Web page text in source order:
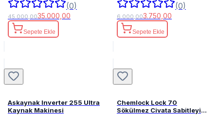
(0)
45.000,0035.000,00
Sepete Ekle
(0)
6.000,003.750,00
Sepete Ekle
Askaynak Inverter 255 Ultra
Kaynak Makinesi
Chemlock Lock 70
Sökülmez Civata Sabitleyici